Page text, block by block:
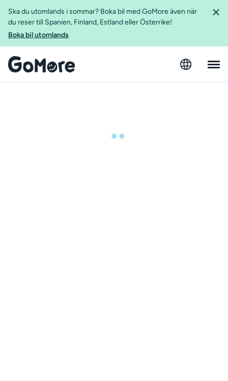
Ska du utomlands i sommar? Boka bil med GoMore även när
du reser till Spanien, Finland, Estland eller Österrike!
Boka bil utomlands